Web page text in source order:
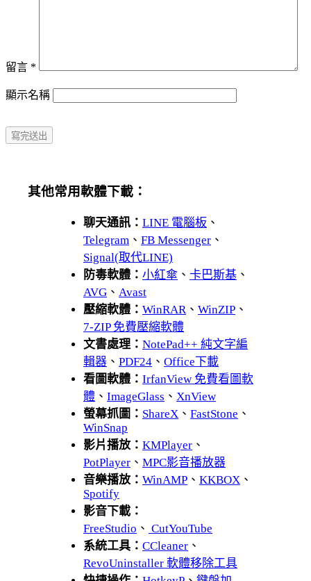
留言 *
顯示名稱
其他常用軟體下載：
聊天通訊： LINE 電腦板 、
Telegram 、 FB Messenger 、
Signal(取代LINE)
防毒軟體： 小紅傘 、 卡巴斯基 、
AVG 、 Avast
壓縮軟體： WinRAR、 WinZIP 、
7-ZIP 免費壓縮軟體
文書處理： NotePad++ 純文字編
輯器 、 PDF24 、 Office下載
看圖軟體： IrfanView 免費看圖軟
體 、 ImageGlass 、 XnView
螢幕抓圖： ShareX 、 FastStone 、
WinSnap
影片播放： KMPlayer 、
PotPlayer 、 MPC影音播放器
音樂播放： WinAMP 、 KKBOX 、
Spotify
影音下載：
FreeStudio 、 CutYouTube
系統工具： CCleaner 、
RevoUninstaller 軟體移除工具